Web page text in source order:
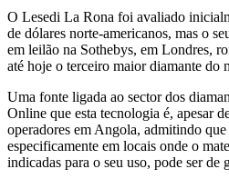
O Lesedi La Rona foi avaliado
de dólares norte-americanos, mas o
em leilão na Sothebys, em Londres,
até hoje o terceiro maior diamante do
Uma fonte ligada ao sector dos
Online que esta tecnologia é, apesar
operadores em Angola, admitindo
especificamente em locais onde o
indicadas para o seu uso, pode ser de